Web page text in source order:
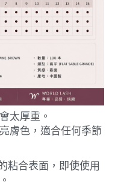
太厚重。
膚色，適合任何季節
粘合表面，即使使用